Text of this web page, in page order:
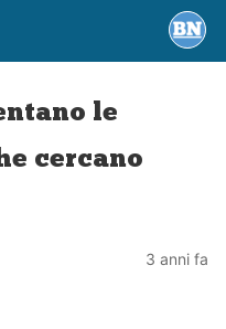
le
cercano
3 anni fa